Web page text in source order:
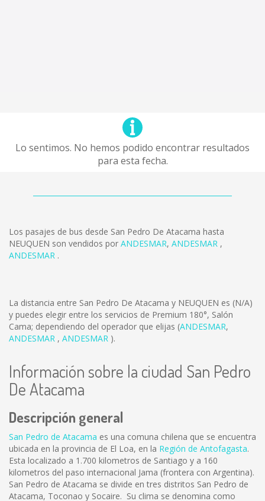
Lo sentimos. No hemos podido encontrar resultados
para esta fecha.
Los pasajes de bus desde San Pedro De Atacama hasta
NEUQUEN son vendidos por ANDESMAR, ANDESMAR ,
ANDESMAR .
La distancia entre San Pedro De Atacama y NEUQUEN es (N/A)
y puedes elegir entre los servicios de Premium 180°, Salón
Cama; dependiendo del operador que elijas (ANDESMAR,
ANDESMAR , ANDESMAR ).
Información sobre la ciudad San Pedro
De Atacama
Descripción general
San Pedro de Atacama es una comuna chilena que se encuentra
ubicada en la provincia de El Loa, en la Región de Antofagasta.
Esta localizado a 1.700 kilometros de Santiago y a 160
kilometros del paso internacional Jama (frontera con Argentina).
San Pedro de Atacama se divide en tres distritos San Pedro de
Atacama, Toconao y Socaire. Su clima se denomina como